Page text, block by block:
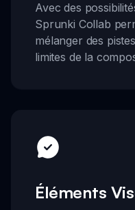
Avec des
Sprunki Collab
mélanger des
limites de la
Éléments